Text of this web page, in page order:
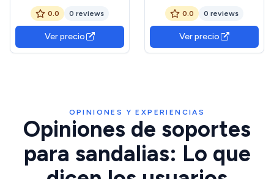
zapatos | Soporte
ajustable para zapatos que
ahorra espacio | Estante
para sandalias con 4
velocidades para zapatillas,
0.0 0 reviews
Ver precio
Dos Capas, Organización
del Hogar para Baño,
Zapatillas, Lavandería,
Garaje, Sandalias, Tacones
Altos, Dormitorio, Viaje
0.0 0 reviews
Ver precio
OPINIONES Y EXPERIENCIAS
Opiniones de soportes
para sandalias: Lo que